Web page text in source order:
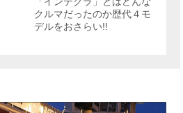
クルマだったのか歴代４モ
デルをおさらい!!